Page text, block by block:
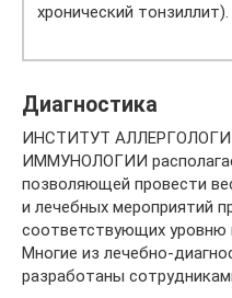
хронический тонзиллит).
Диагностика
ИНСТИТУТ
ИММУНОЛОГИИ
позволяющей провести
и лечебных мероприятий
соответствующих уровню
Многие из лечебно-
разработаны